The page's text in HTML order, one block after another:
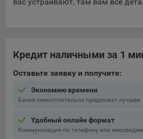
Кредит наличными за 1
Оставьте заявку и получите:
Экономию времени
Банки самостоятельно предложат лучшее
Удобный онлайн формат
Коммуникация по телефону или